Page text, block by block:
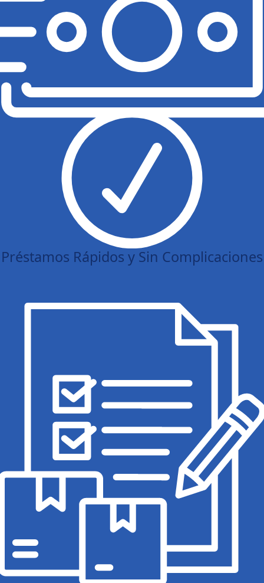
Préstamos Rápidos y Sin Complicaciones